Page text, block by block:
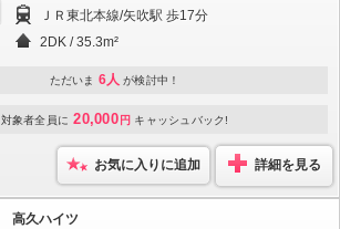
ＪＲ東北本線/矢吹駅 歩17分
2DK / 35.3m²
ただいま 6人 が検討中！
対象者全員に 20,000 円 キャッシュバック!
お気に入りに追加 詳細を見る
高久ハイツ